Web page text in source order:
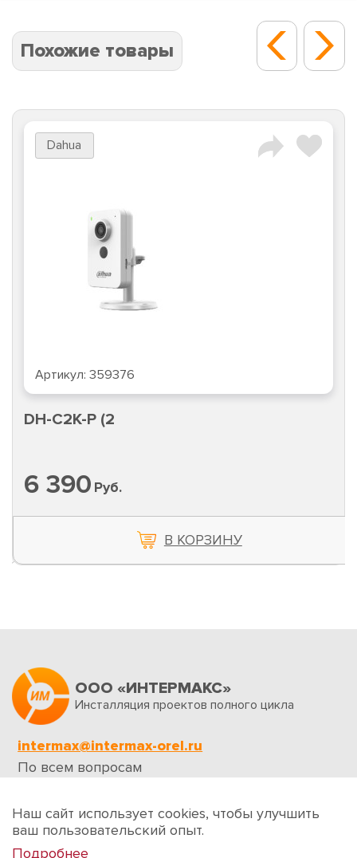
Похожие товары
Dahua
Артикул: 359376
DH-C2K-P (2
6 390 Руб.
В КОРЗИНУ
ООО «ИНТЕРМАКС»
Инсталляция проектов полного цикла
intermax@intermax-orel.ru
По всем вопросам
Обратная связь
Наш сайт использует cookies, чтобы улучшить
ваш пользовательский опыт.
Подробнее